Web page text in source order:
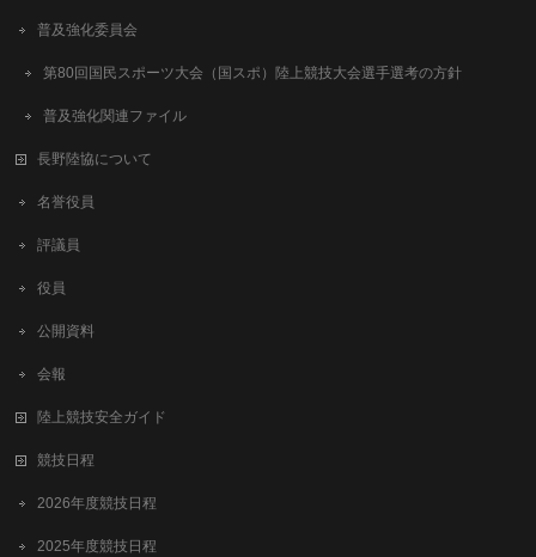
普及強化委員会
第80回国民スポーツ大会（国スポ）陸上競技大会選手選考の方針
普及強化関連ファイル
長野陸協について
名誉役員
評議員
役員
公開資料
会報
陸上競技安全ガイド
競技日程
2026年度競技日程
2025年度競技日程